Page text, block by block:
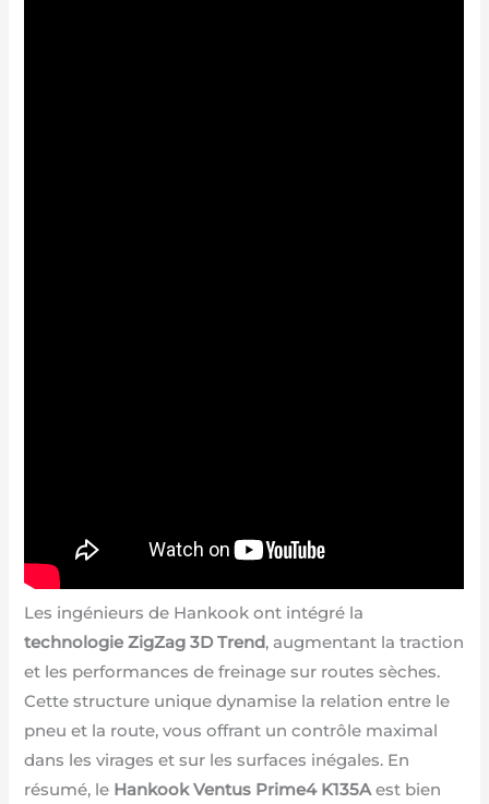
Les ingénieurs de Hankook ont intégré la
technologie ZigZag 3D Trend, augmentant la traction
et les performances de freinage sur routes sèches.
Cette structure unique dynamise la relation entre le
pneu et la route, vous offrant un contrôle maximal
dans les virages et sur les surfaces inégales. En
résumé, le Hankook Ventus Prime4 K135Aest bien